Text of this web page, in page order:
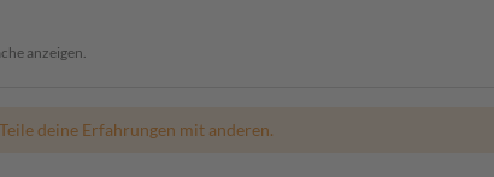
anzeigen.
deine Erfahrungen mit anderen.